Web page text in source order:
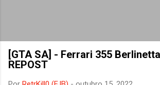
[GTA SA] - Ferrari 355
REPOST